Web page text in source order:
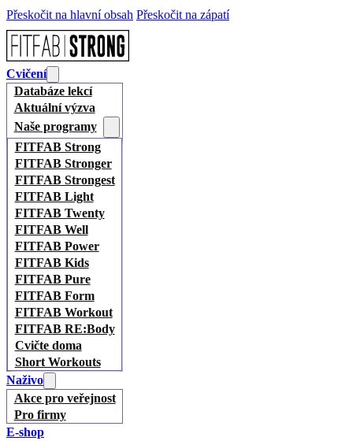
Přeskočit na hlavní obsah Přeskočit na zápatí
Cvičení
Databáze lekcí
Aktuální výzva
Naše programy
FITFAB Strong
FITFAB Stronger
FITFAB Strongest
FITFAB Light
FITFAB Twenty
FITFAB Well
FITFAB Power
FITFAB Kids
FITFAB Pure
FITFAB Form
FITFAB Workout
FITFAB RE:Body
Cvičte doma
Short Workouts
Naživo
Akce pro veřejnost
Pro firmy
E-shop